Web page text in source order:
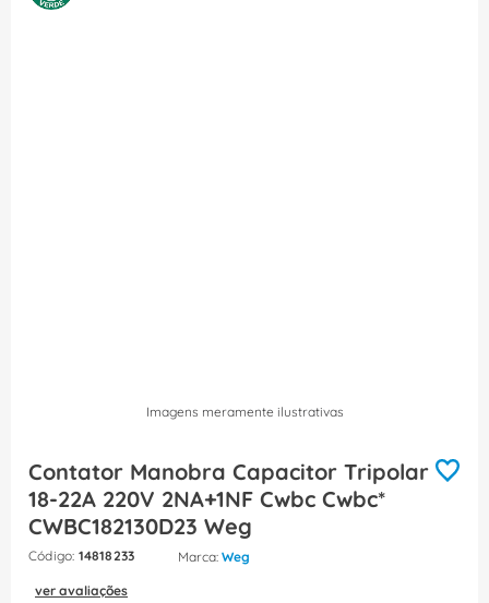
Imagens meramente ilustrativas
Contator Manobra Capacitor Tripolar
18-22A 220V 2NA+1NF Cwbc Cwbc*
CWBC182130D23 Weg
: 14818233 Weg
ver avaliações